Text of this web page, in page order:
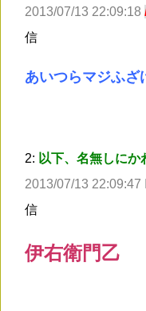
2013/07/13 22:09:18
信
あいつらマジふざ
2: 以下、名無しに
2013/07/13 22:09:47
信
伊右衛門乙